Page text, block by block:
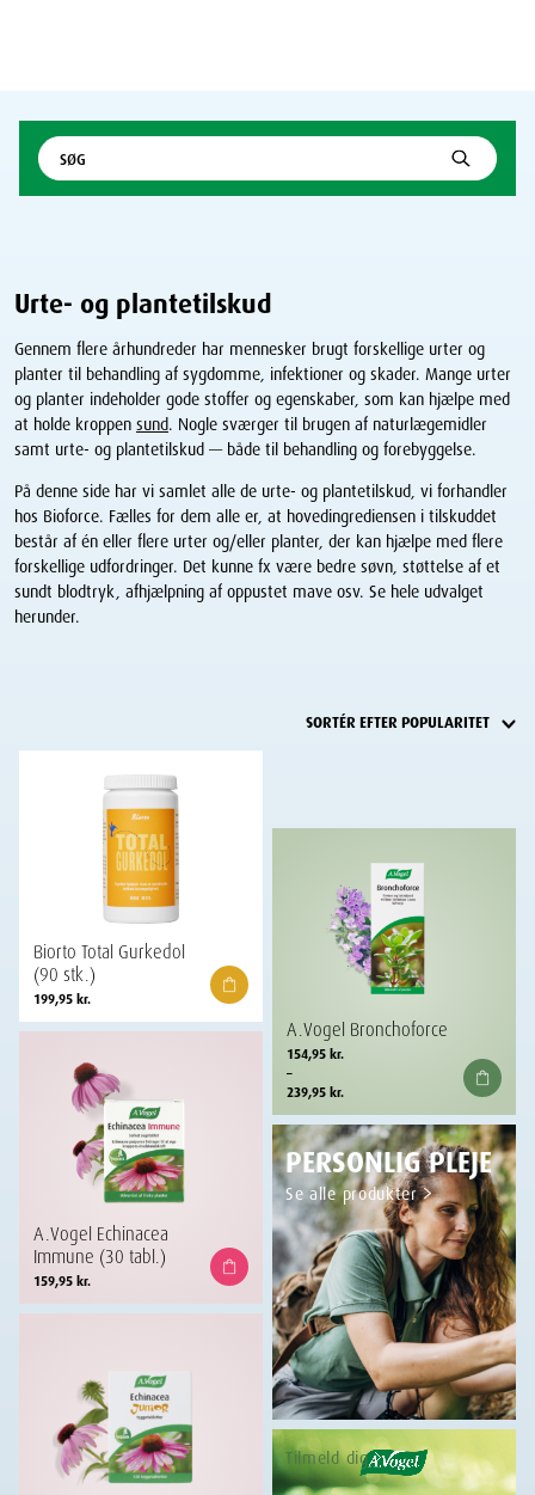
Urte- og plantetilskud
Gennem flere århundreder har mennesker brugt forskellige urter og
planter til behandling af sygdomme, infektioner og skader. Mange urter
og planter indeholder gode stoffer og egenskaber, som kan hjælpe med
at holde kroppensund . Nogle sværger til brugen af naturlægemidler
samt urte- og plantetilskud — både til behandling og forebyggelse.
På denne side har vi samlet alle de urte- og plantetilskud, vi forhandler
hos Bioforce. Fælles for dem alle er, at hovedingrediensen i tilskuddet
består af én eller flere urter og/eller planter, der kan hjælpe med flere
forskellige udfordringer. Det kunne fx være bedre søvn, støttelse af et
sundt blodtryk, afhjælpning af oppustet mave osv. Se hele udvalget
herunder.
Biorto Total Gurkedol
(90 stk.)
199,95kr.
A.Vogel Bronchoforce
154,95kr.
–
239,95kr.
Prisinterval:
154,95 kr.
til
A.Vogel Echinacea
Immune (30 tabl.)
159,95kr.
PERSONLIG PLEJE
Se alle produkter
Tilmeld dig